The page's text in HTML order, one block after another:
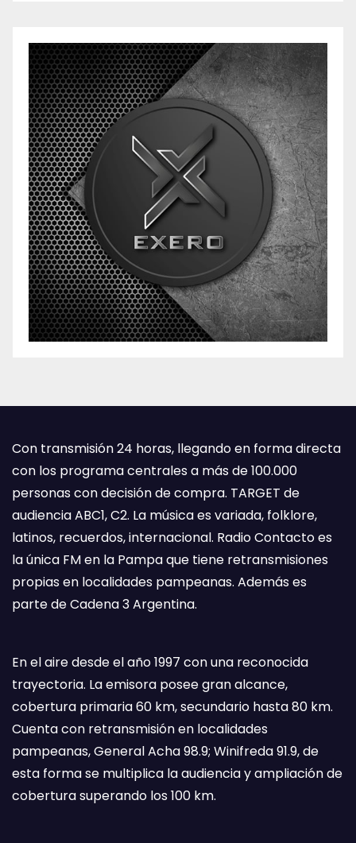
Con transmisión 24 horas, llegando en forma directa
con los programa centrales a más de 100.000
personas con decisión de compra. TARGET de
audiencia ABC1, C2. La música es variada, folklore,
latinos, recuerdos, internacional. Radio Contacto es
la única FM en la Pampa que tiene retransmisiones
propias en localidades pampeanas. Además es
parte de Cadena 3 Argentina.
En el aire desde el año 1997 con una reconocida
trayectoria. La emisora posee gran alcance,
cobertura primaria 60 km, secundario hasta 80 km.
Cuenta con retransmisión en localidades
pampeanas, General Acha 98.9; Winifreda 91.9, de
esta forma se multiplica la audiencia y ampliación de
cobertura superando los 100 km.